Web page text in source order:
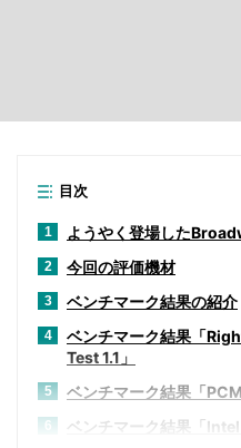
目次
1 ようやく登場した
2 今回の評価機材
3 ベンチマーク結果の紹介
4
ベンチマーク結果「
Test 1.1」
5 ベンチマーク結果「
6
ベンチマーク結果「